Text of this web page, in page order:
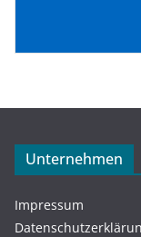
Unternehmen
Impressum